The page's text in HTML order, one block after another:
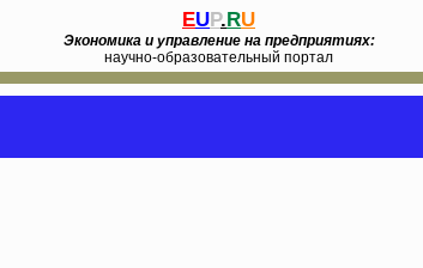
EUP.RU
Экономика и управление на предприятиях:
научно-образовательный портал